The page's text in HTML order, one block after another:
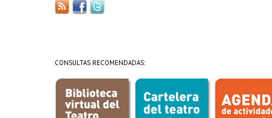
CONSULTAS RECOMENDADAS: